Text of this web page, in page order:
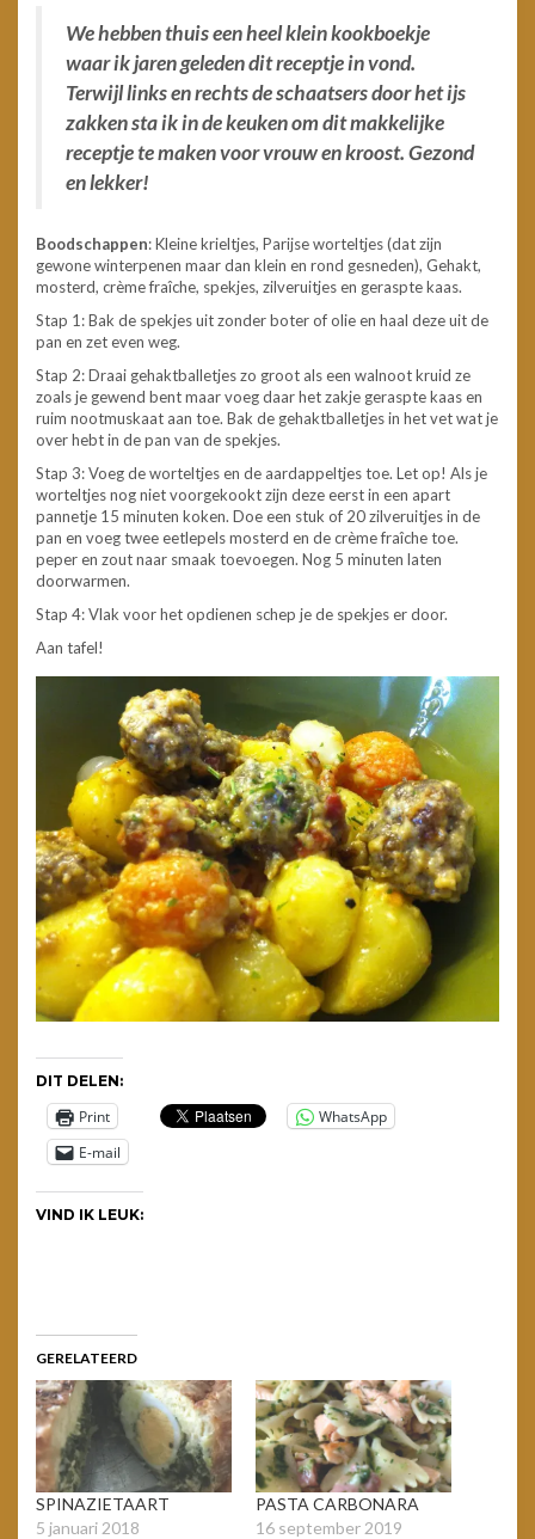
We hebben thuis een heel klein kookboekje
waar ik jaren geleden dit receptje in vond.
Terwijl links en rechts de schaatsers door het ijs
zakken sta ik in de keuken om dit makkelijke
receptje te maken voor vrouw en kroost. Gezond
en lekker!
Boodschappen: Kleine krieltjes, Parijse worteltjes (dat zijn
gewone winterpenen maar dan klein en rond gesneden), Gehakt,
mosterd, crème fraîche, spekjes, zilveruitjes en geraspte kaas.
Stap 1: Bak de spekjes uit zonder boter of olie en haal deze uit de
pan en zet even weg.
Stap 2: Draai gehaktballetjes zo groot als een walnoot kruid ze
zoals je gewend bent maar voeg daar het zakje geraspte kaas en
ruim nootmuskaat aan toe. Bak de gehaktballetjes in het vet wat je
over hebt in de pan van de spekjes.
Stap 3: Voeg de worteltjes en de aardappeltjes toe. Let op! Als je
worteltjes nog niet voorgekookt zijn deze eerst in een apart
pannetje 15 minuten koken. Doe een stuk of 20 zilveruitjes in de
pan en voeg twee eetlepels mosterd en de crème fraîche toe.
peper en zout naar smaak toevoegen. Nog 5 minuten laten
doorwarmen.
Stap 4: Vlak voor het opdienen schep je de spekjes er door.
Aan tafel!
DIT DELEN:
Print
WhatsApp
E-mail
VIND IK LEUK:
GERELATEERD
SPINAZIETAART
5 januari 2018
PASTA CARBONARA
16 september 2019